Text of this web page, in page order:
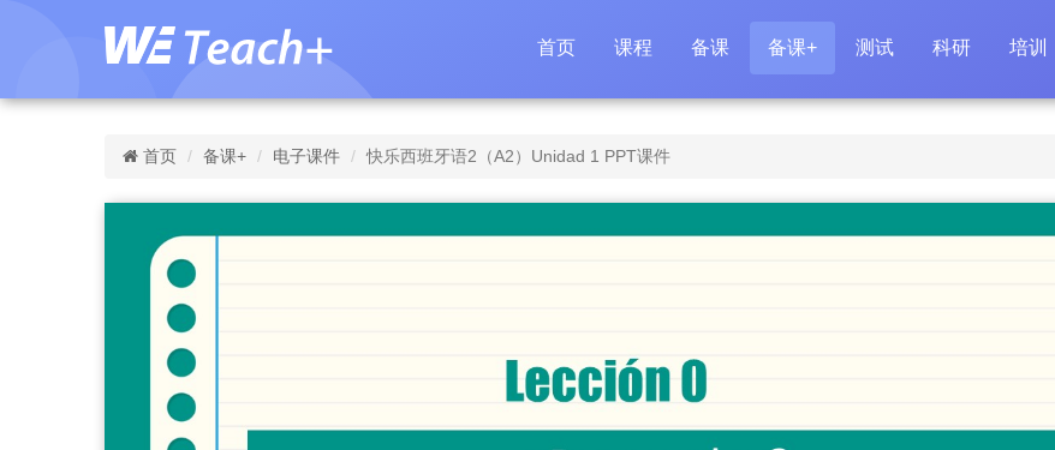
首页 课程 备课 备课+ 测试 科研 培训
首页 备课+ 电子课件 快乐西班牙语2（A2）Unidad 1 PPT课件